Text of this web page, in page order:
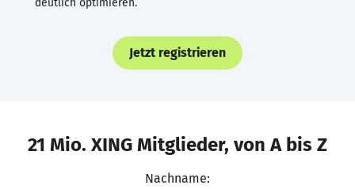
Jetzt registrieren
21 Mio. XING Mitglieder, von A bis Z
Nachname: